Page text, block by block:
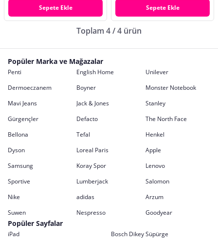
Sepete Ekle Sepete Ekle
Toplam 4 / 4 ürün
Popüler Marka ve Mağazalar
Penti English Home
Unilever
Dermoeczanem
Boyner
Monster Notebook
Mavi Jeans
Jack & Jones
Stanley
Gürgençler
Defacto
The North Face
Bellona
Tefal
Henkel
Dyson
Loreal Paris
Apple
Samsung
Koray Spor
Lenovo
Sportive
Lumberjack
Salomon
Nike
adidas
Arzum
Suwen
Nespresso Goodyear
Popüler Sayfalar
iPad
Bosch Dikey Süpürge